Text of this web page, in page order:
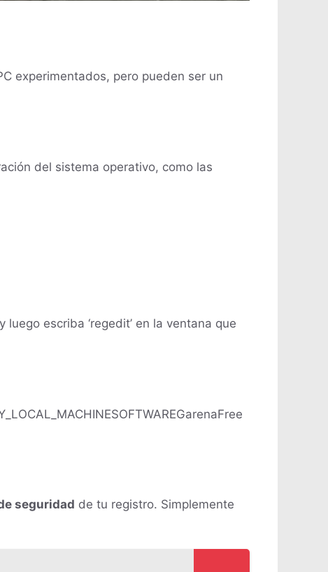
experimentados, pero pueden ser un
del sistema operativo, como las
luego escriba ‘regedit’ en la ventana que
seguridad de tu registro. Simplemente